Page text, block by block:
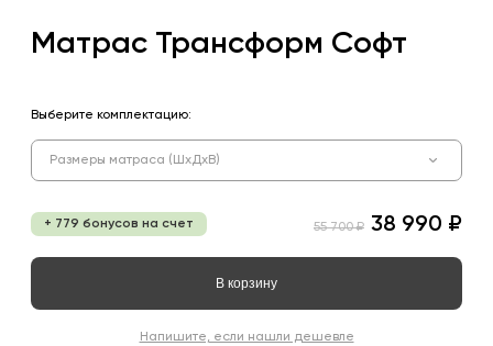
Матрас Трансформ Софт
Выберите комплектацию:
Размеры матраса (ШхДхВ)
+ 779 бонусов на счет 55 700 ₽ 38 990 ₽
В корзину
Напишите, если нашли дешевле